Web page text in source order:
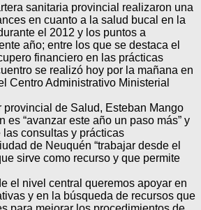
sanitaria provincial realizaron una
en cuanto a la salud bucal en la
el 2012 y los puntos a
año; entre los que se destaca el
financiero en las prácticas
se realizó hoy por la mañana en
Centro Administrativo Ministerial
provincial de Salud, Esteban Mango
es “avanzar este año un paso más” y
consultas y prácticas
de Neuquén “trabajar desde el
sirve como recurso y que permite
el nivel central queremos apoyar en
y en la búsqueda de recursos que